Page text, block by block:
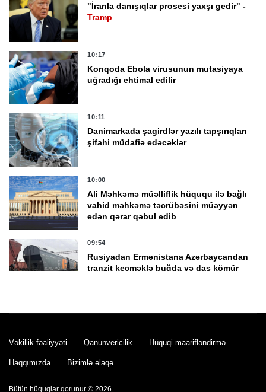
"İranla danışıqlar prosesi yaxşı gedir" -
Tramp
10:17
Konqoda Ebola virusunun mutasiyaya
uğradığı ehtimal edilir
10:11
Danimarkada şagirdlər yazılı tapşırıqları
şifahi müdafiə edəcəklər
10:00
Ali Məhkəmə müəlliflik hüququ ilə bağlı
vahid məhkəmə təcrübəsini müəyyən
edən qərar qəbul edib
09:54
Rusiyadan Ermənistana Azərbaycandan
tranzit keçməklə buğda və daş kömür
09:34
Vəkillik fəaliyyəti Qanunvericilik Hüquqi maarifləndirmə
Haqqımızda Bizimlə əlaqə
Bütün hüquqlar qorunur © 2026